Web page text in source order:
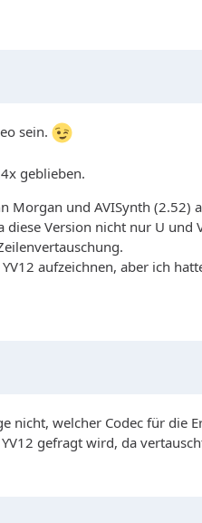
sein.
geblieben.
und AVISynth (2.52)
Version nicht nur U und
aufzeichnen, aber ich
nicht, welcher Codec für
gefragt wird, da